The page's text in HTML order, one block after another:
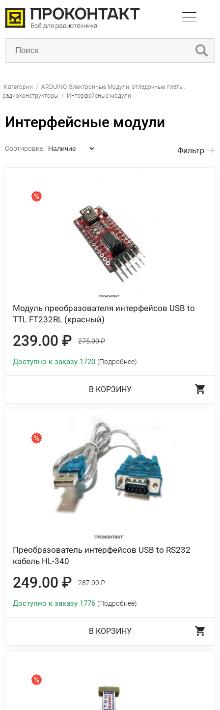
Категории / ARDUINO, Электронные Модули, отладочные платы,
радиоконструкторы / Интерфейсные модули
Интерфейсные модули
Сортировка: Фильтр
Модуль преобразователя интерфейсов USB to
TTL FT232RL (красный)
239.00 ₽ 275.00 ₽
Доступно к заказу 1720 (Подробнее)
В КОРЗИНУ
Преобразователь интерфейсов USB to RS232
кабель HL-340
249.00 ₽ 287.00 ₽
Доступно к заказу 1776 (Подробнее)
В КОРЗИНУ